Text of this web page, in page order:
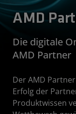
AMD
Die digitale
AMD Partner
Der AMD
Erfolg der
Produktwissen